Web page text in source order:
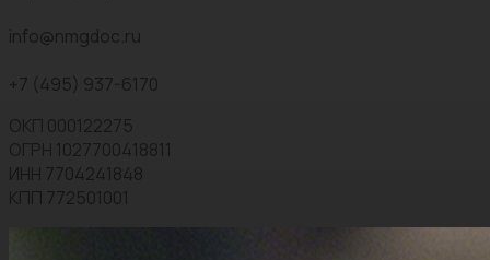
info@nmgdoc.ru
+7 (495) 937-6170
ИНН 7704241848